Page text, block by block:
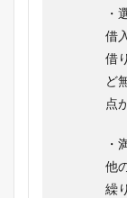
・
借
借
ど
点
・
他
繰